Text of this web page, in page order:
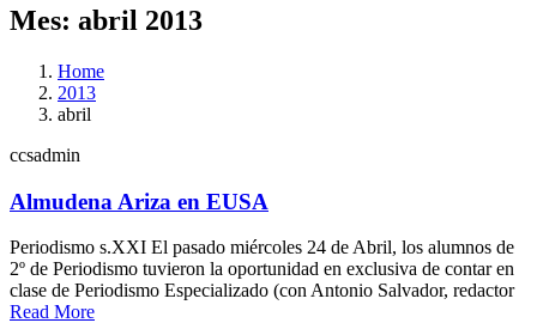
Mes: abril 2013
Home
2013
abril
ccsadmin
Almudena Ariza en EUSA
Periodismo s.XXI El pasado miércoles 24 de Abril, los alumnos de
2º de Periodismo tuvieron la oportunidad en exclusiva de contar en
clase de Periodismo Especializado (con Antonio Salvador, redactor
Read More